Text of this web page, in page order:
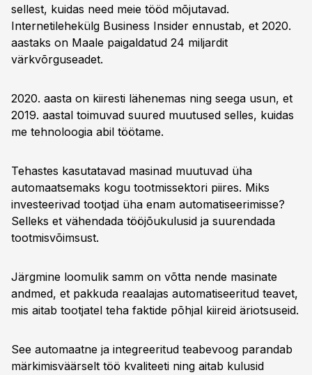
sellest, kuidas need meie tööd mõjutavad.
Internetilehekülg Business Insider ennustab, et 2020.
aastaks on Maale paigaldatud 24 miljardit
värkvõrguseadet.
2020. aasta on kiiresti lähenemas ning seega usun, et
2019. aastal toimuvad suured muutused selles, kuidas
me tehnoloogia abil töötame.
Tehastes kasutatavad masinad muutuvad üha
automaatsemaks kogu tootmissektori piires. Miks
investeerivad tootjad üha enam automatiseerimisse?
Selleks et vähendada tööjõukulusid ja suurendada
tootmisvõimsust.
Järgmine loomulik samm on võtta nende masinate
andmed, et pakkuda reaalajas automatiseeritud teavet,
mis aitab tootjatel teha faktide põhjal kiireid äriotsuseid.
See automaatne ja integreeritud teabevoog parandab
märkimisväärselt töö kvaliteeti ning aitab kulusid